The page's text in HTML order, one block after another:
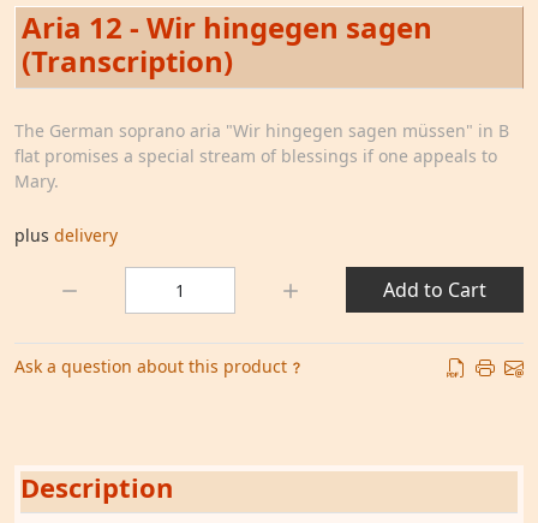
Aria 12 - Wir hingegen sagen
(Transcription)
The German soprano aria "Wir hingegen sagen müssen" in B
flat promises a special stream of blessings if one appeals to
Mary.
plus delivery
Add to Cart
Ask a question about this product
Description